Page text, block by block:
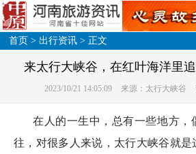
首页 >出行资讯 > 正文
来太行大峡谷，在红叶海洋里
2023/10/21 14:05:09 来源：太行大峡谷
在人的一生中，总有一些地方，
往，对很多人来说，太行大峡谷就是